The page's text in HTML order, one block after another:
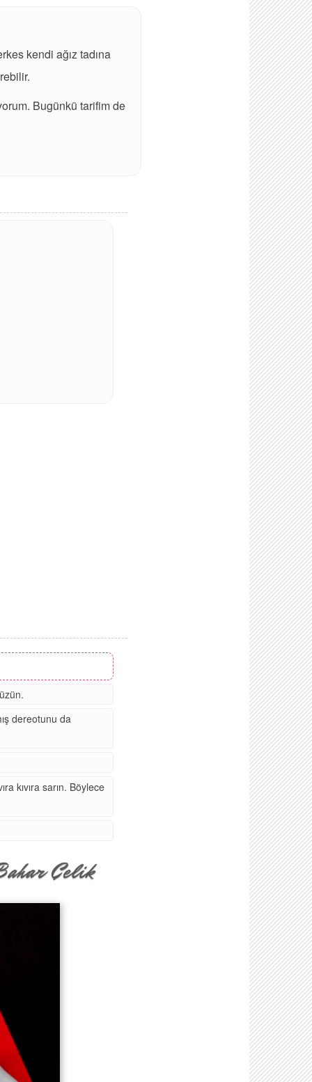
kendi ağız tadına
Bugünkü tarifim de
dereotunu da
kıvıra sarın. Böylece